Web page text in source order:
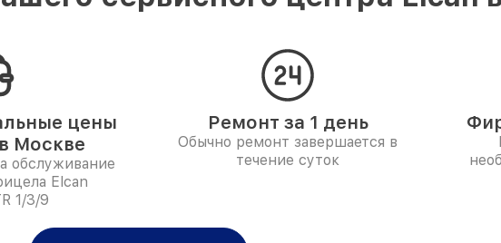
цены
Москве
обслуживание
Elcan
1/3/9
Ремонт за 1 день
Обычно ремонт завершается в
течение суток